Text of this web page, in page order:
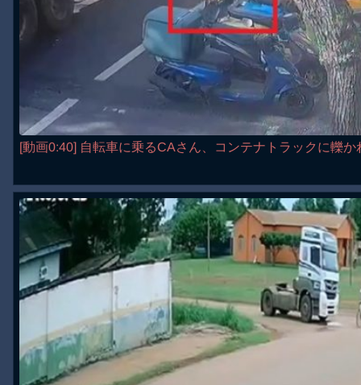
[動画0:40] 自転車に乗るCAさん、コンテナトラックに轢か